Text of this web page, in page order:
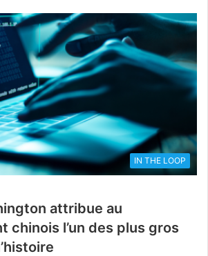
IN THE LOOP
attribue au
chinois l’un des plus gros